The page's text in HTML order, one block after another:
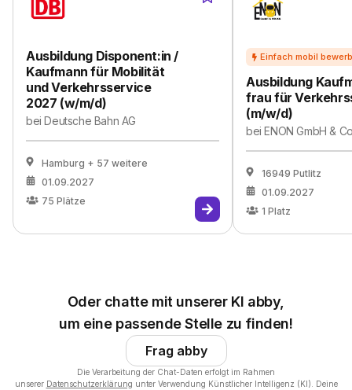
Ausbildung Disponent:in /
Kaufmann für Mobilität
und Verkehrsservice
2027 (w/m/d)
beiDeutsche Bahn AG
Hamburg + 57 weitere
01.09.2027
75 Plätze
Ausbildung
frau für
(m/w/d)
beiENON GmbH &
16949 Putlitz
01.09.2027
1 Platz
Oder chatte mit unserer KI abby,
um eine passende Stelle zu finden!
Frag abby
Die Verarbeitung der Chat-Daten erfolgt im Rahmen
unserer Datenschutzerklärung unter Verwendung Künstlicher Intelligenz (KI). Deine